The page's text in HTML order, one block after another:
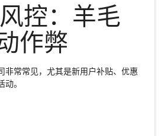
控：羊毛
作弊
非常常见，尤其是新用户补贴、优惠
。